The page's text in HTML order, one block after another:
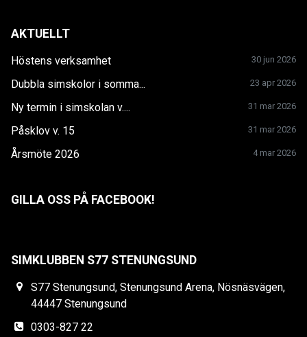
AKTUELLT
Höstens verksamhet 30 jun 2026
Dubbla simskolor i somma... 23 apr 2026
Ny termin i simskolan v.... 31 mar 2026
Påsklov v. 15 31 mar 2026
Årsmöte 2026 4 mar 2026
GILLA OSS PÅ FACEBOOK!
SIMKLUBBEN S77 STENUNGSUND
S77 Stenungsund, Stenungsund Arena, Nösnäsvägen,
44447 Stenungsund
0303-827 22